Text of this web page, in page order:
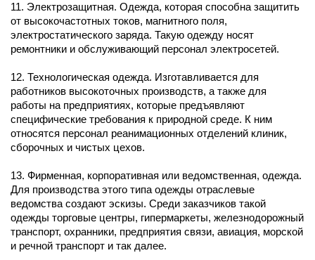
11. Электрозащитная. Одежда, которая способна защитить
от высокочастотных токов, магнитного поля,
электростатического заряда. Такую одежду носят
ремонтники и обслуживающий персонал электросетей.
12. Технологическая одежда. Изготавливается для
работников высокоточных производств, а также для
работы на предприятиях, которые предъявляют
специфические требования к природной среде. К ним
относятся персонал реанимационных отделений клиник,
сборочных и чистых цехов.
13. Фирменная, корпоративная или ведомственная, одежда.
Для производства этого типа одежды отраслевые
ведомства создают эскизы. Среди заказчиков такой
одежды торговые центры, гипермаркеты, железнодорожный
транспорт, охранники, предприятия связи, авиация, морской
и речной транспорт и так далее.